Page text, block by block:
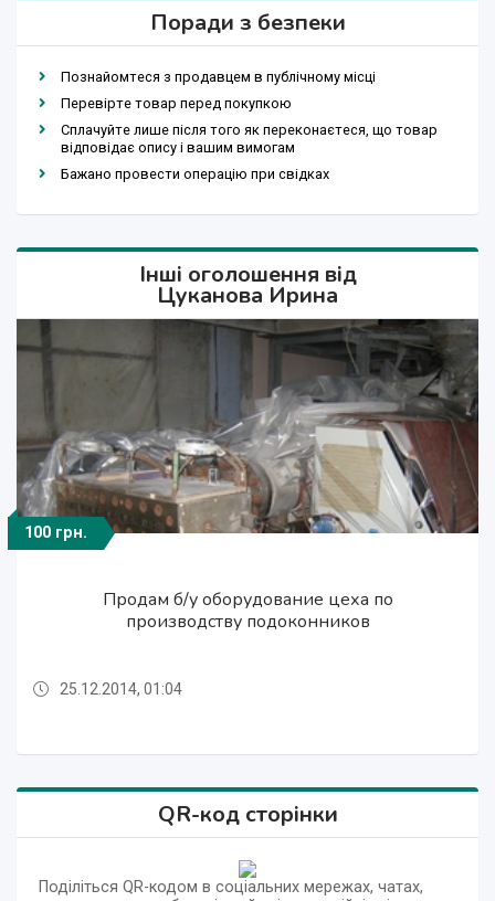
Поради з безпеки
Познайомтеся з продавцем в публічному місці
Перевірте товар перед покупкою
Сплачуйте лише після того як переконаєтеся, що товар
відповідає опису і вашим вимогам
Бажано провести операцію при свідках
Інші оголошення від
Цуканова Ирина
100 грн.
Продам б/у оборудование цеха по
производству подоконников
100 грн.
Продам б/у оборудование цеха по
производству подоконников
100 грн.
Продам б/у оборудование цеха по
производству подоконников
25.12.2014, 01:04
QR-код сторінки
Поділіться QR-кодом в соціальних мережах, чатах,